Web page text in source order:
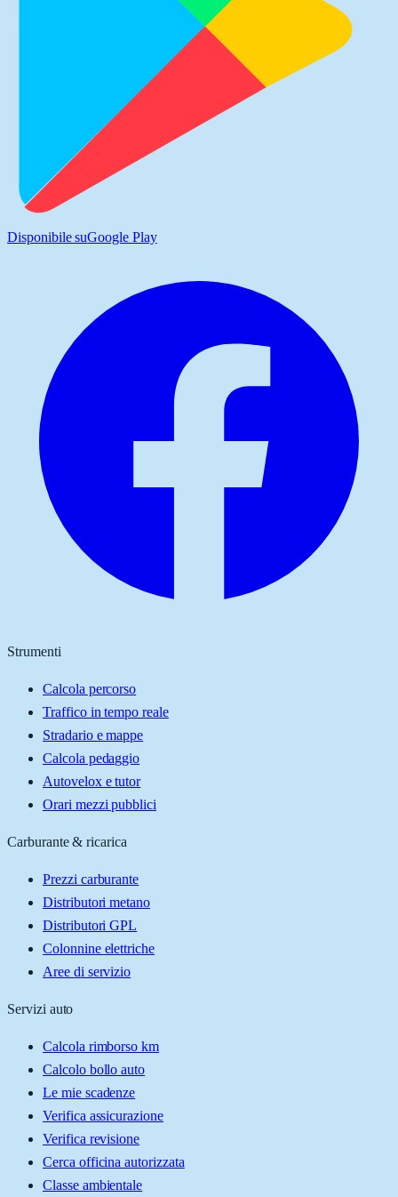
Disponibile suGoogle Play
Strumenti
Calcola percorso
Traffico in tempo reale
Stradario e mappe
Calcola pedaggio
Autovelox e tutor
Orari mezzi pubblici
Carburante & ricarica
Prezzi carburante
Distributori metano
Distributori GPL
Colonnine elettriche
Aree di servizio
Servizi auto
Calcola rimborso km
Calcolo bollo auto
Le mie scadenze
Verifica assicurazione
Verifica revisione
Cerca officina autorizzata
Classe ambientale